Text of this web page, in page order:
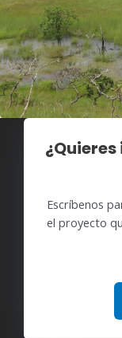
Escríbenos
el proyecto